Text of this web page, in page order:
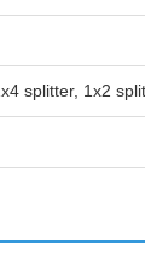
splitter, 1x2